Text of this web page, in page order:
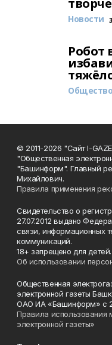
Новости
Робот
Общество
© 2011-2026 "Сайт I-
"Общественная
"Башинформ". Главный
Михайлович.
Правила применения
Свидетельство о
27.07.2012 выдано
связи, информационных
коммуникаций.
18+ запрещено для детей.
Об использовании
Общественная
электронной газеты
ОАО ИА «Башинформ» с
Правила использования
электронной газеты»